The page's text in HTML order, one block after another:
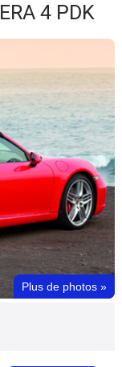
4 PDK
Plus de photos »